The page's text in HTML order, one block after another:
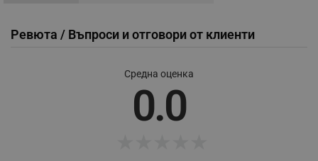
Ревюта / Въпроси и отговори от клиенти
Средна оценка
0.0
Google Privacy Policy